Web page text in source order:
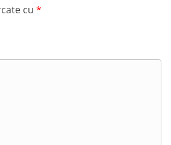
cu *